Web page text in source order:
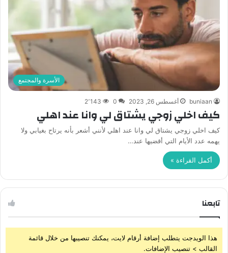
الأسرة والمجتمع
buniaan أغسطس 26, 2023 0 2٬143
كيف اخلي زوجي يشتاق لي وانا عند اهلي
كيف اخلي زوجي يشتاق لي وانا عند اهلي لأنني أشعر بأنه يرتاح بغيابي ولا
يهمه عدد الأيام التي أقضيها عند…
أكمل القراءة »
تابعنا
هذا الويدجت يتطلب إضافة أرقام لايت، يمكنك تنصيبها من خلال قائمة
القالب > تنصيب الإضافات.